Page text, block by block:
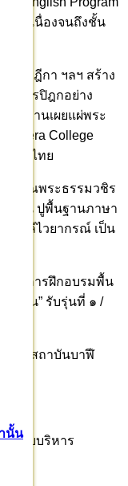
นั้น
รต่อเนื่องจนถึงชั้น
กถา ฎีกา ฯลฯ สร้าง
ระไตรปิฎกอย่าง
รมฐานเผยแผ่พระ
College
เทศไทย
จ้าคุณพระธรรมวชิร
ฝึกฝน ปูพื้นฐานภาษา
งบาลีไวยากรณ์ เป็น
มรับการฝึกอบรมพื้น
ยู่บ้าน” รับรุ่นที่ ๑ /
ลนิธิสถาบันบาฬี
ดีฝ่ายบริหาร